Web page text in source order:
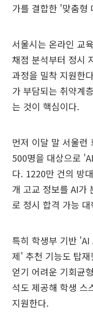
가를 결합한 '맞춤형
서울시는 온라인 교
채점 분석부터 정시
과정을 밀착 지원한
가 부담되는 취약계
는 것이 핵심이다.
먼저 이달 말 서울런
500명을 대상으로
다. 1220만 건의 방
개 고교 정보를 AI가
로 정시 합격 가능
특히 학생부 기반
제' 추천 기능도 탑
얻기 어려운 기회균
석도 제공해 학생 스
지원한다.